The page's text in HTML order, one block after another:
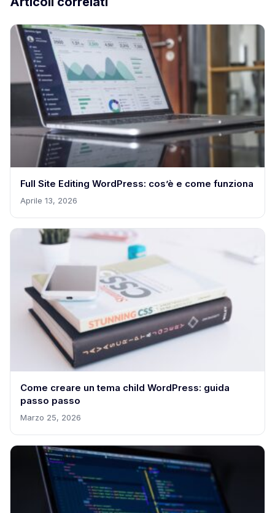
Full Site Editing WordPress: cos’è e come funziona
Aprile 13, 2026
Come creare un tema child WordPress: guida
passo passo
Marzo 25, 2026